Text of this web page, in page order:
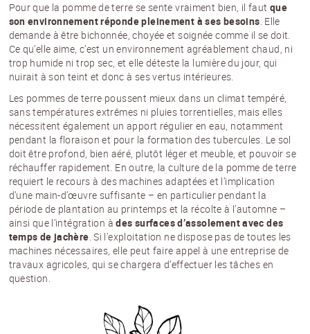
Pour que la pomme de terre se sente vraiment bien, il faut que
son environnement réponde pleinement à ses besoins. Elle
demande à être bichonnée, choyée et soignée comme il se doit.
Ce qu’elle aime, c’est un environnement agréablement chaud, ni
trop humide ni trop sec, et elle déteste la lumière du jour, qui
nuirait à son teint et donc à ses vertus intérieures.
Les pommes de terre poussent mieux dans un climat tempéré,
sans températures extrêmes ni pluies torrentielles, mais elles
nécessitent également un apport régulier en eau, notamment
pendant la floraison et pour la formation des tubercules. Le sol
doit être profond, bien aéré, plutôt léger et meuble, et pouvoir se
réchauffer rapidement. En outre, la culture de la pomme de terre
requiert le recours à des machines adaptées et l’implication
d’une main-d’œuvre suffisante – en particulier pendant la
période de plantation au printemps et la récolte à l’automne –
ainsi que l’intégration àdes surfaces d’assolement avec des
temps de jachère. Si l’exploitation ne dispose pas de toutes les
machines nécessaires, elle peut faire appel à une entreprise de
travaux agricoles, qui se chargera d’effectuer les tâches en
question.